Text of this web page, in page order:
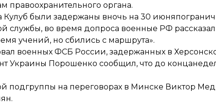
правоохранительного органа.
были задержаны вночь на 30 июня
службы, во время допроса военные РФ
учений, но сбились с маршрута».
военных ФСБ России, задержанных в
Украины Порошенко сообщил, что до
подгруппы на переговорах в Минске Виктор